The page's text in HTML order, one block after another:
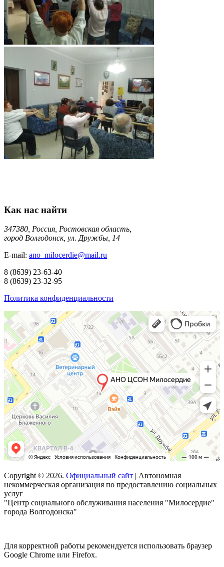
Как нас найти
347380, Россия, Ростовская область,
город Волгодонск, ул. Дружбы, 14
E-mail: ano_milocerdie@mail.ru
8 (8639) 23-63-40
8 (8639) 23-32-95
Политика конфиденциальности
Copyright © 2026. Официальный сайт | Автономная
некоммерческая организация по предоставлению социальных
услуг
"Центр социального обслуживания населения "Милосердие"
города Волгодонска"
Для корректной работы рекомендуется использовать браузер
Google Chrome или Firefox.